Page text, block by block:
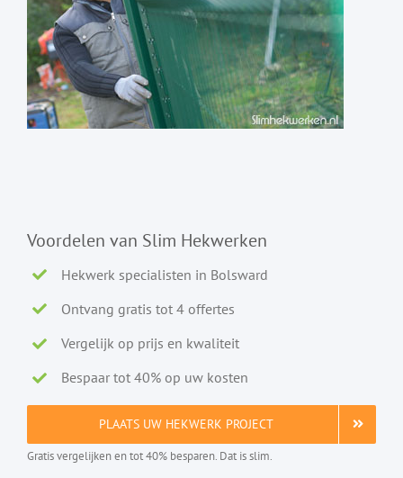
Voordelen van Slim Hekwerken
Hekwerk specialisten in Bolsward
Ontvang gratis tot 4 offertes
Vergelijk op prijs en kwaliteit
Bespaar tot 40% op uw kosten
PLAATS UW HEKWERK PROJECT
Gratis vergelijken en tot 40% besparen. Dat is slim.